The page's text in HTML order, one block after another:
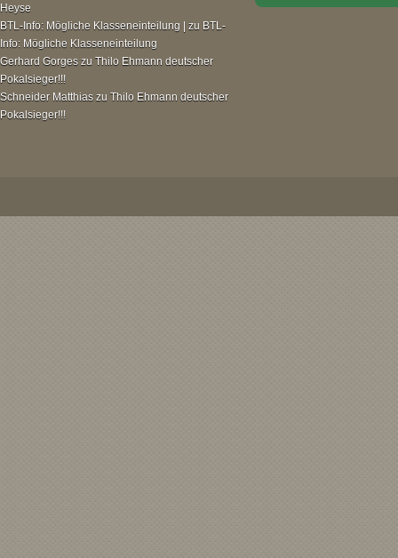
Heyse
BTL-Info: Mögliche Klasseneinteilung | zu BTL-
Info: Mögliche Klasseneinteilung
Gerhard Gorges zu Thilo Ehmann deutscher
Pokalsieger!!!
Schneider Matthias zu Thilo Ehmann deutscher
Pokalsieger!!!